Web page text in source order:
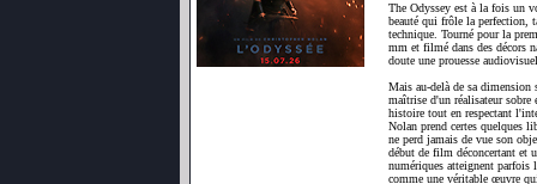
The Odyssey est à la fois un
beauté qui frôle la perfection,
technique. Tourné pour la
mm et filmé dans des décors
doute une prouesse
Mais au-delà de sa dimension
maîtrise d'un réalisateur sobre
histoire tout en respectant
Nolan prend certes quelques
ne perd jamais de vue son
début de film déconcertant et
numériques atteignent parfois
comme une véritable œuvre